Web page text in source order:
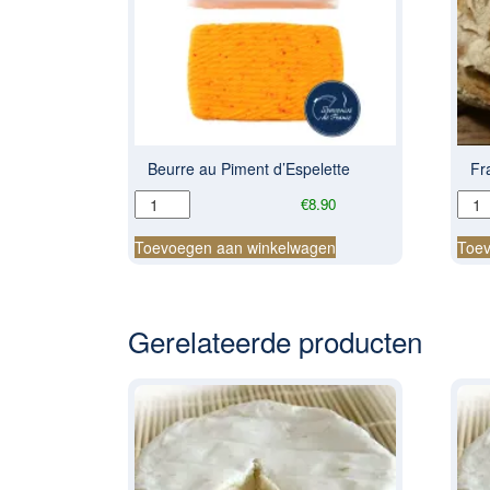
Beurre au Piment d’Espelette
€8.90
Beurre
au
Piment
d'Espelette
Toevoegen aan winkelwagen
Gerelateerde producten